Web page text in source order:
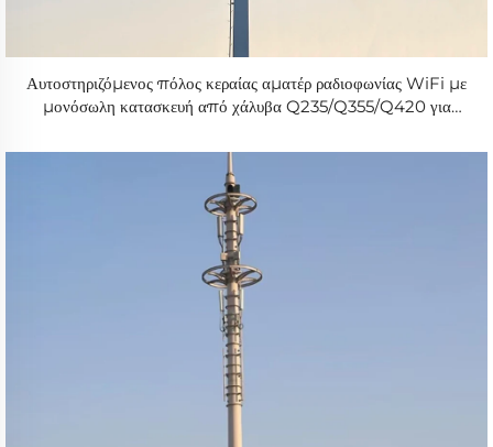
Αυτοστηριζόμενος πόλος κεραίας αματέρ ραδιοφωνίας WiFi με
μονόσωλη κατασκευή από χάλυβα Q235/Q355/Q420 για